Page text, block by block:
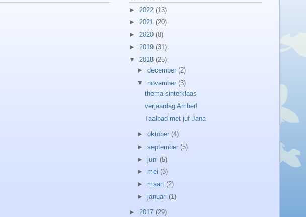
► 2022 (13)
► 2021 (20)
► 2020 (8)
► 2019 (31)
▼ 2018 (25)
► december (2)
▼ november (3)
thema sinterklaas
verjaardag Amber!
Taalbad met juf Jana
► oktober (4)
► september (5)
► juni (5)
► mei (3)
► maart (2)
► januari (1)
► 2017 (29)